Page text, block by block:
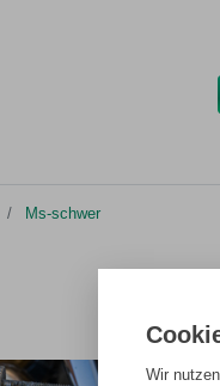
Ms-schwer
Wir